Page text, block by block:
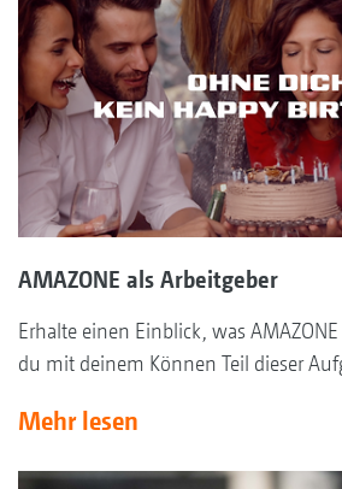
AMAZONE als Arbeitgeber
Erhalte einen Einblick, was
du mit deinem Können Teil dieser
Mehr lesen